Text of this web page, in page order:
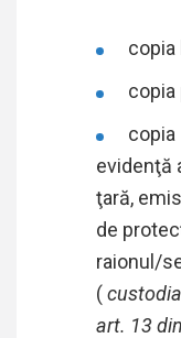
copia
copia
evidenţă
ţară,
de
raionul/
(
art. 13